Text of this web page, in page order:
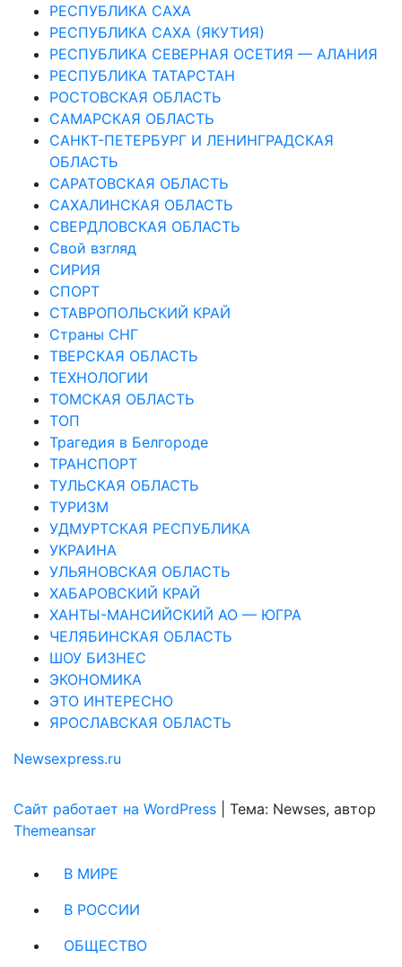
РЕСПУБЛИКА САХА
РЕСПУБЛИКА САХА (ЯКУТИЯ)
РЕСПУБЛИКА СЕВЕРНАЯ ОСЕТИЯ — АЛАНИЯ
РЕСПУБЛИКА ТАТАРСТАН
РОСТОВСКАЯ ОБЛАСТЬ
САМАРСКАЯ ОБЛАСТЬ
САНКТ-ПЕТЕРБУРГ И ЛЕНИНГРАДСКАЯ
ОБЛАСТЬ
САРАТОВСКАЯ ОБЛАСТЬ
САХАЛИНСКАЯ ОБЛАСТЬ
СВЕРДЛОВСКАЯ ОБЛАСТЬ
Свой взгляд
СИРИЯ
СПОРТ
СТАВРОПОЛЬСКИЙ КРАЙ
Страны СНГ
ТВЕРСКАЯ ОБЛАСТЬ
ТЕХНОЛОГИИ
ТОМСКАЯ ОБЛАСТЬ
ТОП
Трагедия в Белгороде
ТРАНСПОРТ
ТУЛЬСКАЯ ОБЛАСТЬ
ТУРИЗМ
УДМУРТСКАЯ РЕСПУБЛИКА
УКРАИНА
УЛЬЯНОВСКАЯ ОБЛАСТЬ
ХАБАРОВСКИЙ КРАЙ
ХАНТЫ-МАНСИЙСКИЙ АО — ЮГРА
ЧЕЛЯБИНСКАЯ ОБЛАСТЬ
ШОУ БИЗНЕС
ЭКОНОМИКА
ЭТО ИНТЕРЕСНО
ЯРОСЛАВСКАЯ ОБЛАСТЬ
Newsexpress.ru
Сайт работает на WordPress
Тема: Newses, автор
Themeansar
В МИРЕ
В РОССИИ
ОБЩЕСТВО